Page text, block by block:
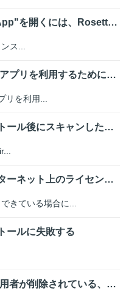
【リモートアクセス】「"App"を開くには、Rosettaをインストールす...
ス...
【リモートアクセス】「本アプリを利用するためには、別途インストールされてい...
リを利用...
【beat/anti-virus】インストール後にスキャンしたが完了に時間...
【beat/anti-virus】「インターネット上のライセンスサーバーに...
きている場合に...
ールに失敗する
【リモートアクセス】「利用者が削除されている、または、リモートアクセス権が...